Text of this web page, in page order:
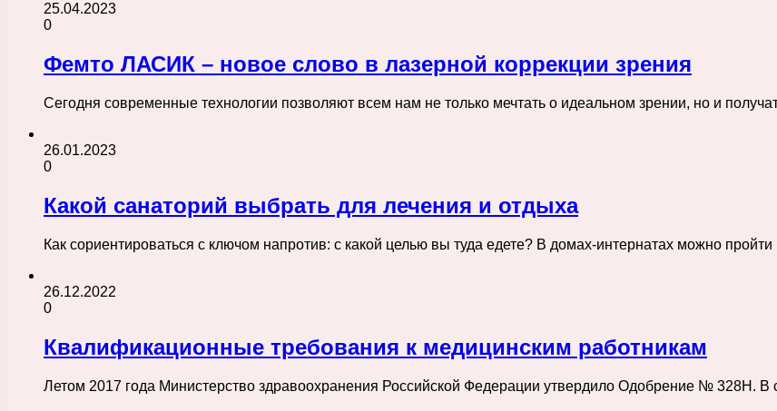
25.04.2023
0
Фемто ЛАСИК – новое слово в лазерной коррекции зрения
Сегодня современные технологии позволяют всем нам не только мечтать о идеальном зрении, но и
26.01.2023
0
Какой санаторий выбрать для лечения и отдыха
Как сориентироваться с ключом напротив: с какой целью вы туда едете? В домах-интернатах можно
26.12.2022
0
Квалификационные требования к медицинским работникам
Летом 2017 года Министерство здравоохранения Российской Федерации утвердило Одобрение № 328Н.